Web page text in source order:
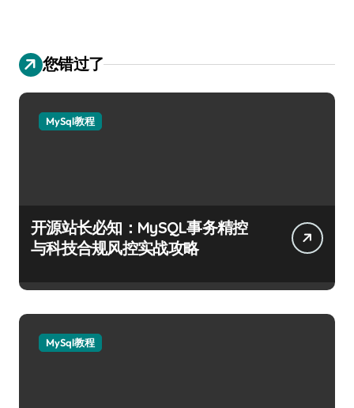
您错过了
MySql教程
开源站长必知：MySQL事务精控
与科技合规风控实战攻略
MySql教程